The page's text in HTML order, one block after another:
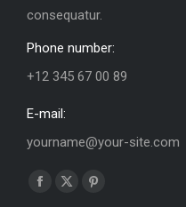
consequatur.
Phone number:
+12 345 67 00 89
E-mail:
yourname@your-site.com
Trouvez nous sur :
La
La
La